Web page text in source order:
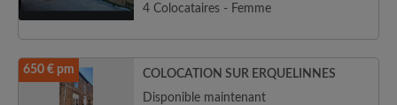
4 Colocataires - Femme
650 € pm
COLOCATION SUR ERQUELINNES
Disponible maintenant